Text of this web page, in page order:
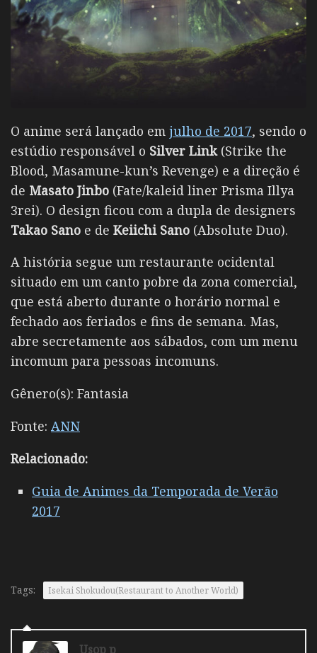
O anime será lançado em julho de 2017, sendo o
estúdio responsável o Silver Link (Strike the
Blood, Masamune-kun’s Revenge) e a direção é
de Masato Jinbo (Fate/kaleid liner Prisma Illya
3rei). O design ficou com a dupla de designers
Takao Sano e de Keiichi Sano (Absolute Duo).
A história segue um restaurante ocidental
situado em um canto pobre da zona comercial,
que está aberto durante o horário normal e
fechado aos feriados e fins de semana. Mas,
abre secretamente aos sábados, com um menu
incomum para pessoas incomuns.
Gênero(s): Fantasia
Fonte: ANN
Relacionado:
Guia de Animes da Temporada de Verão
2017
Tags: Isekai Shokudou(Restaurant to Another World)
Usop p